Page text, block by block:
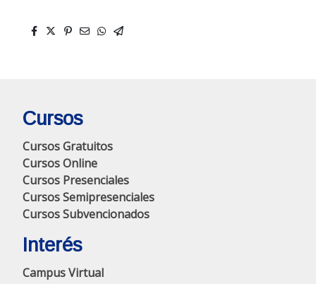
Cursos
Cursos Gratuitos
Cursos Online
Cursos Presenciales
Cursos Semipresenciales
Cursos Subvencionados
Interés
Campus Virtual